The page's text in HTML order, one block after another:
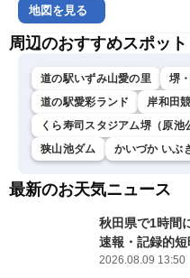
地図を見る
周辺のおすすめスポット
道の駅いずみ山愛の里
堺
道の駅愛彩ランド
岸和田
くら寿司スタジアム堺（原池
狭山池ダム
かいづか いぶ
最新のお天気ニュース
秋田県で1時間
速報・記録的
2026.08.09 13:50